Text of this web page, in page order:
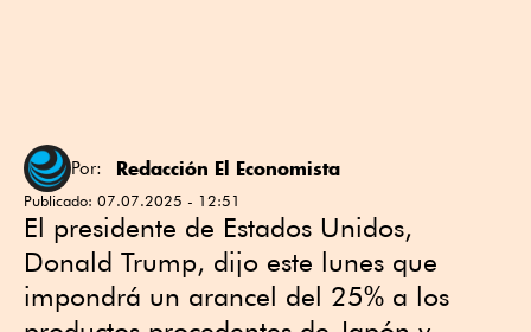
Por: Redacción El Economista
Publicado: 07.07.2025 - 12:51
El presidente de Estados Unidos,
Donald Trump, dijo este lunes que
impondrá un arancel del 25% a los